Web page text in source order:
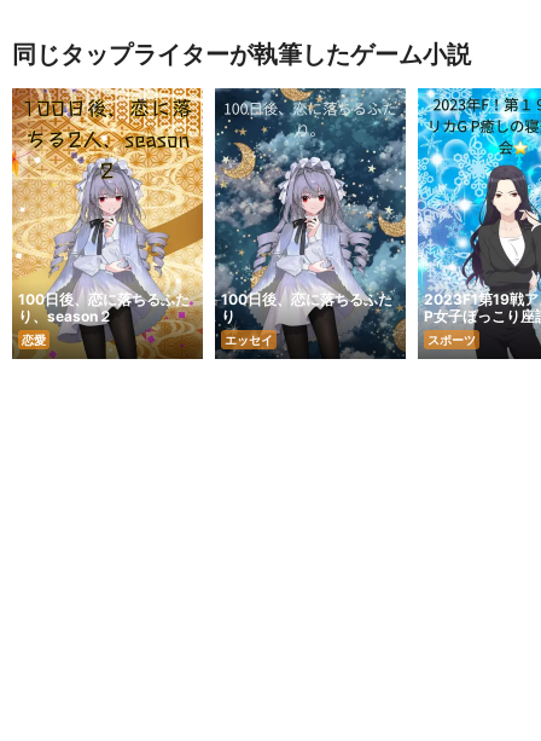
同じタップライターが執筆したゲーム小説
100日後、恋に落ちるふた
り、season２
恋愛
100日後、恋に落ちるふた
り
エッセイ
2023F1第19戦ア
P女子ほっこり
スポーツ